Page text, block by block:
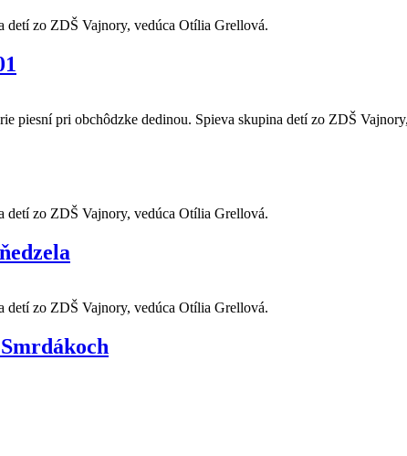
detí zo ZDŠ Vajnory, vedúca Otília Grellová.
piesní pri obchôdzke dedinou. Spieva skupina detí zo ZDŠ
detí zo ZDŠ Vajnory, vedúca Otília Grellová.
detí zo ZDŠ Vajnory, vedúca Otília Grellová.